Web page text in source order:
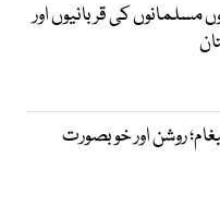
مسلمانوں کی قربانیوں اور
روشن اور خوبصورت